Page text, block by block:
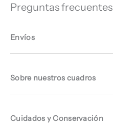
Preguntas frecuentes
Envíos
Sobre nuestros cuadros
Cuidados y Conservación